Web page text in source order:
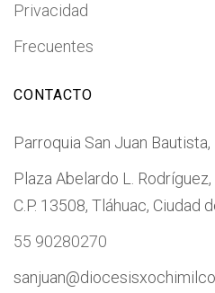
Privacidad
Frecuentes
CONTACTO
Parroquia San Juan
Plaza Abelardo L.
C.P. 13508, Tláhuac, Ciudad
55 90280270